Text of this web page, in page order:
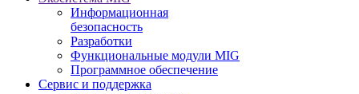
Информационная
безопасность
Разработки
Функциональные модули MIG
Программное обеспечение
Сервис и поддержка